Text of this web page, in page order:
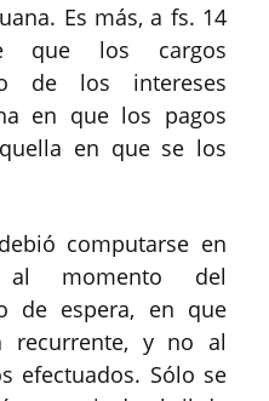
Es más, a fs. 14
que los cargos
de los intereses
en que los pagos
en que se los
computarse en
momento del
de espera, en que
y no al
efectuados. Sólo se